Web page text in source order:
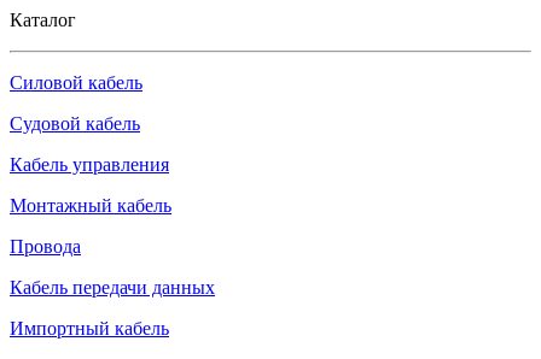
Каталог
Силовой кабель
Судовой кабель
Кабель управления
Монтажный кабель
Провода
Кабель передачи данных
Импортный кабель